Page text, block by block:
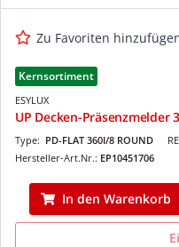
Zu Favoriten
Kernsortiment
ESYLUX
UP Decken-Präsenzmelder
Type: PD-FLAT 360I/8 ROUND
Hersteller-Art.Nr.: EP10451706
In den Warenkorb